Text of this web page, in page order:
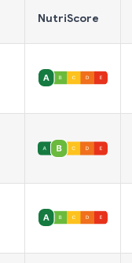
NutriScore